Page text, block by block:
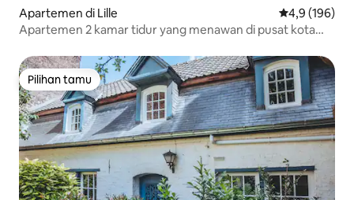
Apartemen di Lille Nilai rata-rata
4,9 (196)
Apartemen 2 kamar tidur yang menawan di pusat kota
Pilihan tamu
Pilihan tamu